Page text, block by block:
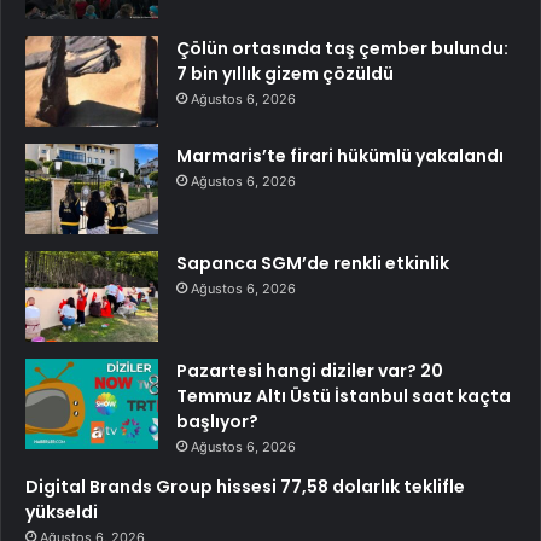
Çölün ortasında taş çember bulundu:
7 bin yıllık gizem çözüldü
Ağustos 6, 2026
Marmaris’te firari hükümlü yakalandı
Ağustos 6, 2026
Sapanca SGM’de renkli etkinlik
Ağustos 6, 2026
Pazartesi hangi diziler var? 20
Temmuz Altı Üstü İstanbul saat kaçta
başlıyor?
Ağustos 6, 2026
Digital Brands Group hissesi 77,58 dolarlık teklifle
yükseldi
Ağustos 6, 2026